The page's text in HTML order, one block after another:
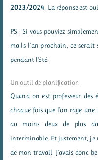
2023/2024 . La réponse est
PS : Si vous pouviez
mails l’an prochain, ce serait
pendant l’été.
Un outil de planification
Quand on est professeur
chaque fois que l’on raye
au moins deux de plus
interminable. Et justement, je
de mon travail. J’avais donc